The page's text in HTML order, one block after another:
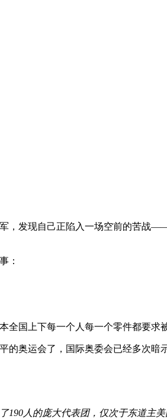
，发现自己正陷入一场空前的苦战
：
国上下每一个人每一个零件都要求
奥运会了，国际奥委会已经多次暗
人的庞大代表团，仅次于东道主